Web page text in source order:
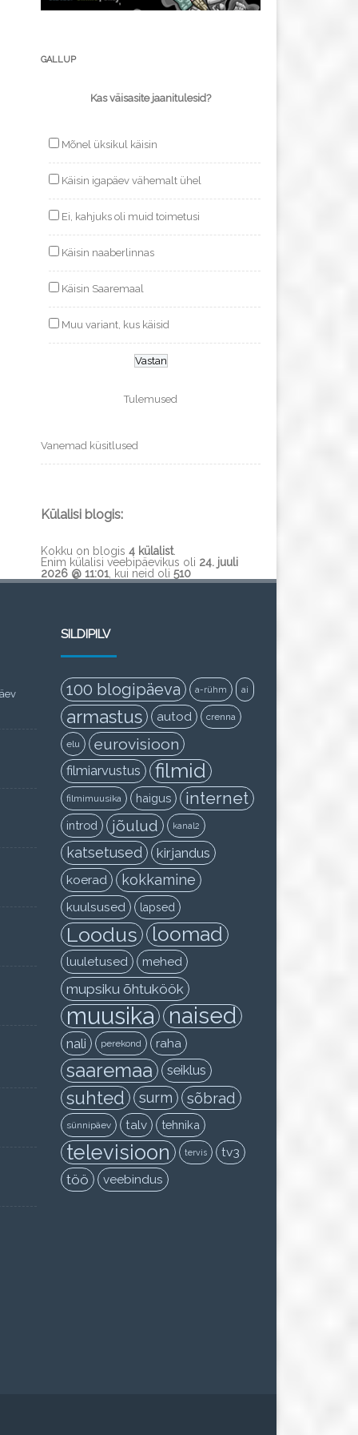
GALLUP
Kas väisasite jaanitulesid?
Mõnel üksikul käisin
Käisin igapäev vähemalt ühel
Ei, kahjuks oli muid toimetusi
Käisin naaberlinnas
Käisin Saaremaal
Muu variant, kus käisid
Tulemused
Vanemad küsitlused
Külalisi blogis:
Kokku on blogis 4 külalist.
Enim külalisi veebipäevikus oli 24. juuli
2026 @ 11:01 , kui neid oli 510
SILDIPILV
100 blogipäeva a-rühm ai
armastus autod crenna
elu eurovisioon
filmiarvustus filmid
filmimuusika haigus internet
introd jõulud kanal2
katsetused kirjandus
koerad kokkamine
kuulsused lapsed
Loodus loomad
luuletused mehed
mupsiku õhtuköök
muusika naised
nali perekond raha
saaremaa seiklus
suhted surm sõbrad
sünnipäev talv tehnika
televisioon tervis tv3
töö veebindus